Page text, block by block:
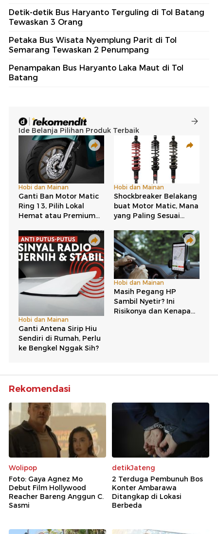
Detik-detik Bus Haryanto Terguling di Tol Batang
Tewaskan 3 Orang
Petaka Bus Wisata Nyemplung Parit di Tol
Semarang Tewaskan 2 Penumpang
Penampakan Bus Haryanto Laka Maut di Tol
Batang
Rekomendasi
Wolipop
Foto: Gaya Agnez Mo
Debut Film Hollywood
Reacher Bareng Anggun C.
Sasmi
detikJateng
2 Terduga Pembunuh Bos
Konter Ambarawa
Ditangkap di Lokasi
Berbeda